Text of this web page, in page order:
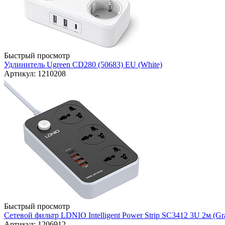
Быстрый просмотр
Удлинитель Ugreen CD280 (50683) EU (White)
Артикул: 1210208
Быстрый просмотр
Сетевой фильтр LDNIO Intelligent Power Strip SC3412 3U 2м